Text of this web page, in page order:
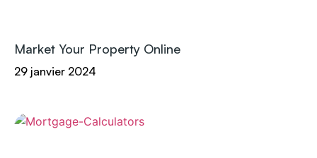
Market Your Property Online
29 janvier 2024